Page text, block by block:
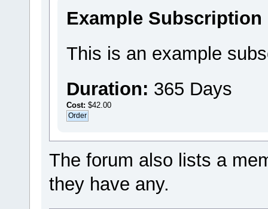
Example Subscription
This is an example
Duration: 365 Days
Cost: $42.00
The forum also lists a
they have any.